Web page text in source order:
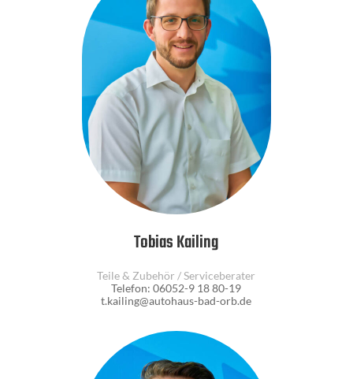
Tobias Kailing
Teile & Zubehör / Serviceberater
Telefon: 06052-9 18 80-19
t.kailing@autohaus-bad-orb.de